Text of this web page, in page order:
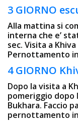
3 GIORNO
Alla mattina si
interna che e’
sec. Visita a
Pernottamento
4 GIORNO
Dopo la visita a
pomeriggio
Bukhara. Faccio
pernottamento